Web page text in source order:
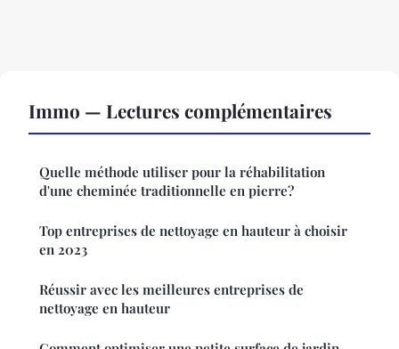
Immo — Lectures complémentaires
Quelle méthode utiliser pour la réhabilitation
d'une cheminée traditionnelle en pierre?
Top entreprises de nettoyage en hauteur à choisir
en 2023
Réussir avec les meilleures entreprises de
nettoyage en hauteur